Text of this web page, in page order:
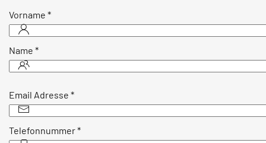
Vorname *
Name *
Email Adresse *
Telefonnummer*